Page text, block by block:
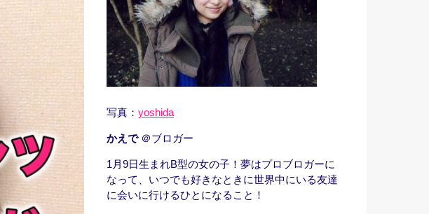
写真： yoshida
かえで＠ブロガー
1月9日生まれB型の女の子！夢はプロブロガーに
なって、いつでも好きなときに世界中にいる友達
に会いに行けるひとになること！